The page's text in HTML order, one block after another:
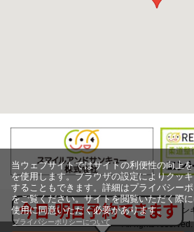
当ウェブサイトではサイトの利便性の向上
を使用します。ブラウザの設定によりクッ
することもできます。詳細はプライバシー
をご覧ください。サイトを閲覧いただく際
使用に同意いただく必要があります。
プライバシーポリシーについて
Copyright (c) スマイルアンドサン
All rights reserved.